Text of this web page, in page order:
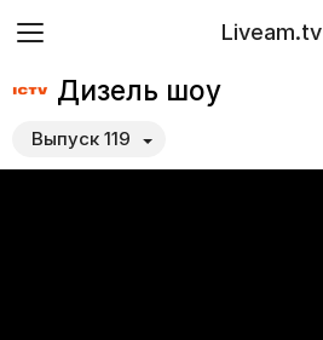
Liveam.tv
Дизель шоу
Выпуск 119